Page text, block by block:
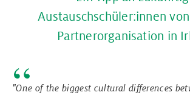
Austauschschüler:innen
Partnerorganisation in
"One of the biggest cultural differences